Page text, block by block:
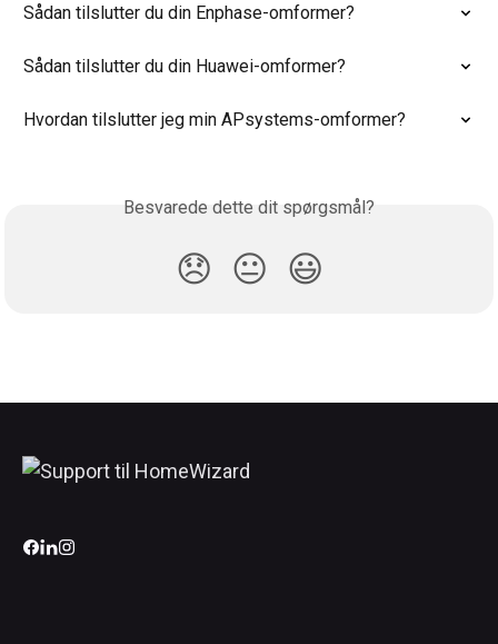
Sådan tilslutter du din Enphase-omformer?
Sådan tilslutter du din Huawei-omformer?
Hvordan tilslutter jeg min APsystems-omformer?
Besvarede dette dit spørgsmål?
😞 😐 😃